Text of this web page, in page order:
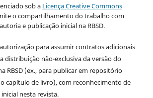
sob a Licença Creative Commons
o compartilhamento do trabalho com
e publicação inicial na RBSD.
para assumir contratos adicionais
distribuição não-exclusiva da versão do
RBSD (ex., para publicar em repositório
capítulo de livro), com reconhecimento de
nesta revista.